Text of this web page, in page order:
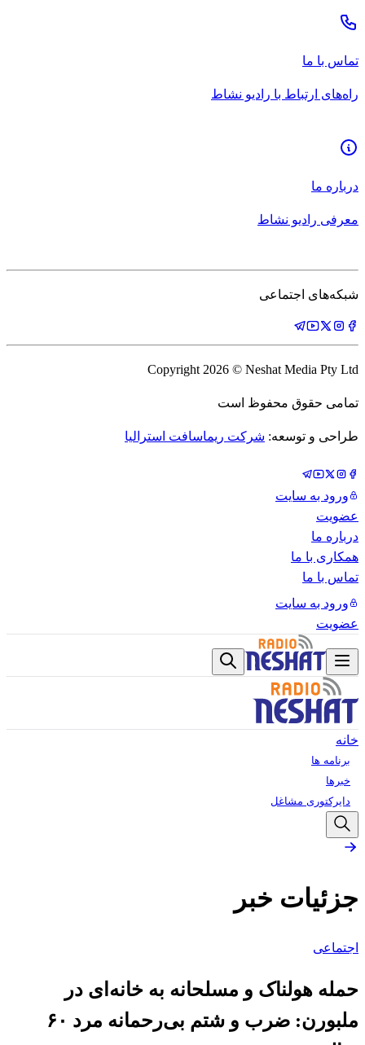
تماس با ما
راه‌های ارتباط با رادیو نشاط
درباره ما
معرفی رادیو نشاط
شبکه‌های اجتماعی
Copyright 2026 © Neshat Media Pty Ltd
تمامی حقوق محفوظ است
طراحی و توسعه: شرکت ریماسافت استرالیا
ورود به سایت
عضویت
درباره ما
همکاری با ما
تماس با ما
ورود به سایت
عضویت
خانه
برنامه ها
خبرها
دایرکتوری مشاغل
جزئیات خبر
اجتماعی
حمله هولناک و مسلحانه به خانه‌ای در
ملبورن: ضرب و شتم بی‌رحمانه مرد ۶۰